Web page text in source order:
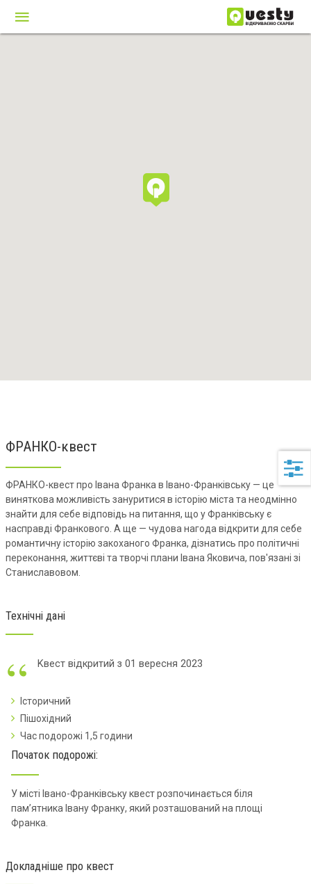
ФРАНКО-квест
ФРАНКО-квест про Івана Франка в Івано-Франківську — це
виняткова можливість зануритися в історію міста та неодмінно
знайти для себе відповідь на питання, що у Франківську є
насправді Франкового. А ще — чудова нагода відкрити для себе
романтичну історію закоханого Франка, дізнатись про політичні
переконання, життєві та творчі плани Івана Яковича, пов'язані зі
Станиславовом.
Технічні дані
Kвест відкритий з 01 вересня 2023
Історичний
Пішохідний
Час подорожі 1,5 години
Початок подорожі:
У місті Івано-Франківську квест розпочинається біля
пам’ятника Івану Франку, який розташований на площі
Франка.
Докладніше про квест